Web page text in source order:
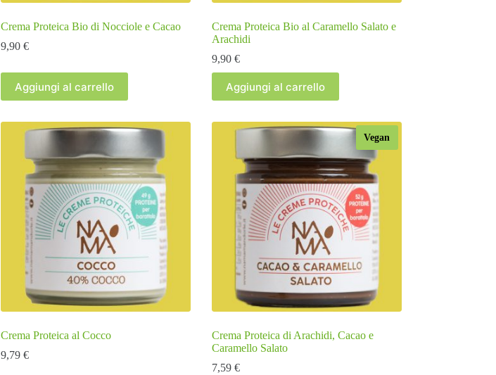
Crema Proteica Bio di Nocciole e Cacao
9,90 €
Aggiungi al carrello
Crema Proteica Bio al Caramello Salato e
Arachidi
9,90 €
Aggiungi al carrello
Crema Proteica al Cocco
9,79 €
Vegan
Crema Proteica di Arachidi, Cacao e
Caramello Salato
7,59 €